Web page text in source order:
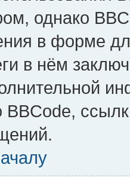
однако
в форме
в нём
BBCode,